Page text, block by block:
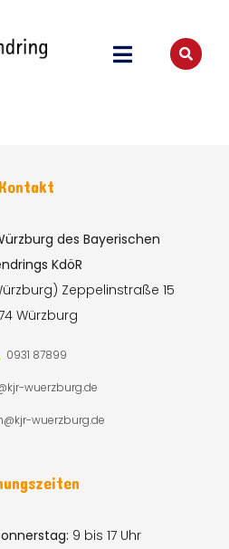
Kontakt
des Bayerischen
KdöR
Zeppelinstraße 15
Würzburg
0931 87899
wuerzburg.de
wuerzburg.de
9 bis 17 Uhr